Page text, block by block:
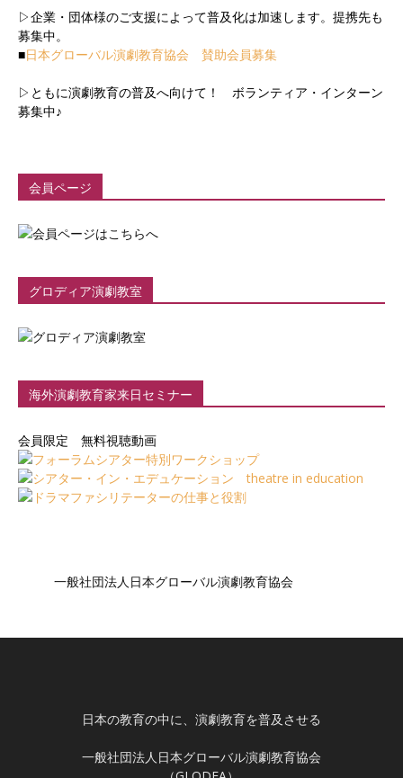
▷企業・団体様のご支援によって普及化は加速します。提携先も
募集中。
■日本グローバル演劇教育協会 賛助会員募集
▷ともに演劇教育の普及へ向けて！ ボランティア・インターン
募集中♪
会員ページ
グロディア演劇教室
海外演劇教育家来日セミナー
会員限定 無料視聴動画
一般社団法人日本グローバル演劇教育協会
日本の教育の中に、演劇教育を普及させる
一般社団法人日本グローバル演劇教育協会